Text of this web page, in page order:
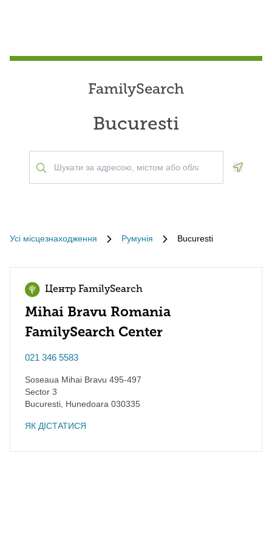
FamilySearch
Bucuresti
Усі місцезнаходження Румунія Bucuresti
Центр FamilySearch
Mihai Bravu Romania
FamilySearch Center
021 346 5583
Soseaua Mihai Bravu 495-497
Sector 3
Bucuresti Hunedoara 030335
ЯК ДІСТАТИСЯ